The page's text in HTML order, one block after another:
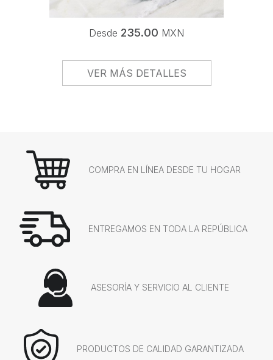
Desde 235.00 MXN
VER MÁS DETALLES
COMPRA EN LÍNEA DESDE TU HOGAR
ENTREGAMOS EN TODA LA REPÚBLICA
ASESORÍA Y SERVICIO AL CLIENTE
PRODUCTOS DE CALIDAD GARANTIZADA